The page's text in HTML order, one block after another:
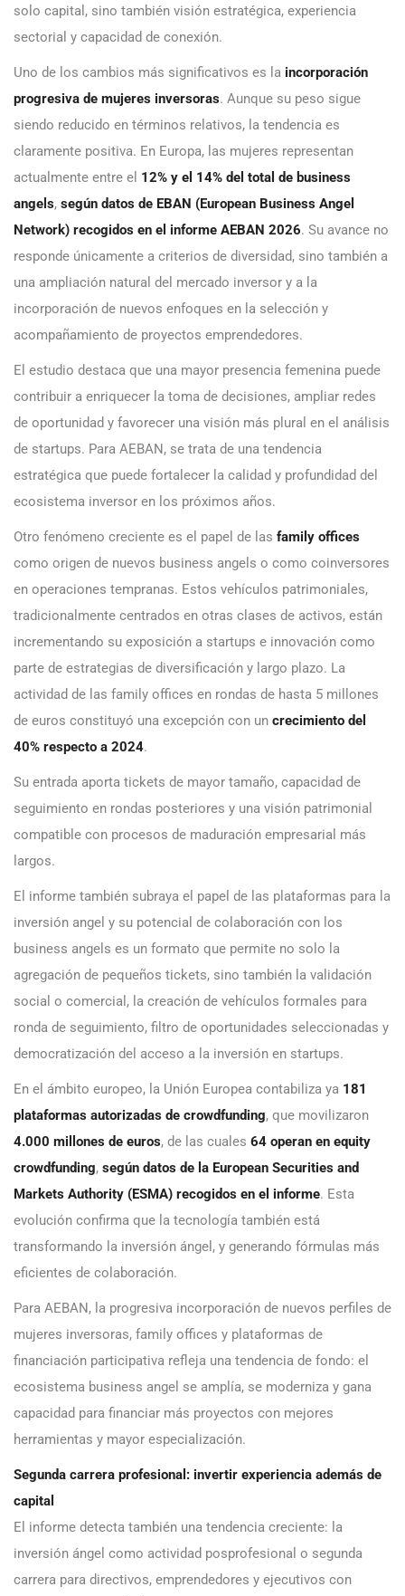
solo capital, sino también visión estratégica, experiencia
sectorial y capacidad de conexión.
Uno de los cambios más significativos es la incorporación
progresiva de mujeres inversoras. Aunque su peso sigue
siendo reducido en términos relativos, la tendencia es
claramente positiva. En Europa, las mujeres representan
actualmente entre el 12% y el 14% del total de business
angels, según datos de EBAN (European Business Angel
Network) recogidos en el informe AEBAN 2026. Su avance no
responde únicamente a criterios de diversidad, sino también a
una ampliación natural del mercado inversor y a la
incorporación de nuevos enfoques en la selección y
acompañamiento de proyectos emprendedores.
El estudio destaca que una mayor presencia femenina puede
contribuir a enriquecer la toma de decisiones, ampliar redes
de oportunidad y favorecer una visión más plural en el análisis
de startups. Para AEBAN, se trata de una tendencia
estratégica que puede fortalecer la calidad y profundidad del
ecosistema inversor en los próximos años.
Otro fenómeno creciente es el papel de las family offices
como origen de nuevos business angels o como coinversores
en operaciones tempranas. Estos vehículos patrimoniales,
tradicionalmente centrados en otras clases de activos, están
incrementando su exposición a startups e innovación como
parte de estrategias de diversificación y largo plazo. La
actividad de las family offices en rondas de hasta 5 millones
de euros constituyó una excepción con un crecimiento del
40% respecto a 2024.
Su entrada aporta tickets de mayor tamaño, capacidad de
seguimiento en rondas posteriores y una visión patrimonial
compatible con procesos de maduración empresarial más
largos.
El informe también subraya el papel de las plataformas para la
inversión angel y su potencial de colaboración con los
business angels es un formato que permite no solo la
agregación de pequeños tickets, sino también la validación
social o comercial, la creación de vehículos formales para
ronda de seguimiento, filtro de oportunidades seleccionadas y
democratización del acceso a la inversión en startups.
En el ámbito europeo, la Unión Europea contabiliza ya 181
plataformas autorizadas de crowdfunding, que movilizaron
4.000 millones de euros, de las cuales 64 operan en equity
crowdfunding, según datos de la European Securities and
Markets Authority (ESMA) recogidos en el informe. Esta
evolución confirma que la tecnología también está
transformando la inversión ángel, y generando fórmulas más
eficientes de colaboración.
Para AEBAN, la progresiva incorporación de nuevos perfiles de
mujeres inversoras, family offices y plataformas de
financiación participativa refleja una tendencia de fondo: el
ecosistema business angel se amplía, se moderniza y gana
capacidad para financiar más proyectos con mejores
herramientas y mayor especialización.
Segunda carrera profesional: invertir experiencia además de
capital
El informe detecta también una tendencia creciente: la
inversión ángel como actividad posprofesional o segunda
carrera para directivos, emprendedores y ejecutivos con